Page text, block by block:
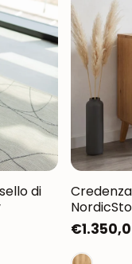
Milan
Regal
Runa
di
Prezzo
normale